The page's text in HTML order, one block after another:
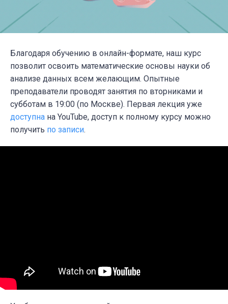
Благодаря обучению в онлайн-формате, наш курс
позволит освоить математические основы науки об
анализе данных всем желающим. Опытные
преподаватели проводят занятия по вторниками и
субботам в 19:00 (по Москве). Первая лекция уже
доступна на YouTube, доступ к полному курсу можно
получить по записи.